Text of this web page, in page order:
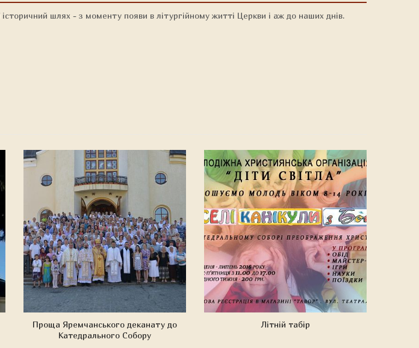
шлях - з моменту появи в літургійному житті Церкви і аж до наших днів.
Проща Яремчанського деканату до
Катедрального Собору
Літній табір